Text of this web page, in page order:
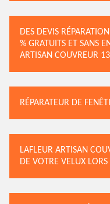
DES DEVIS
% GRATUITS ET SANS
ARTISAN COUVREUR 13
RÉPARATEUR DE
LAFLEUR ARTISAN
DE VOTRE VELUX